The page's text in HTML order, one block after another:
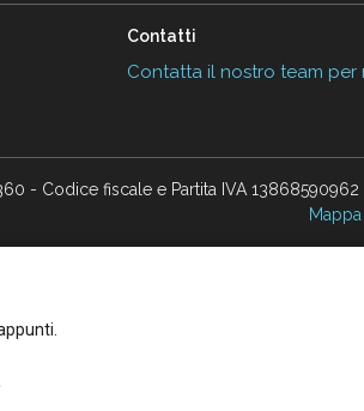
Contatti
Contatta il nostro team per
- Codice fiscale e Partita IVA